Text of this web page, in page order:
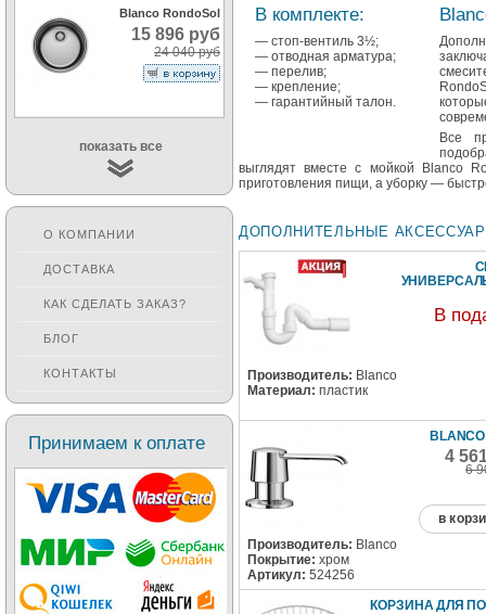
В комплекте:
— стоп-вентиль 3½;
— отводная арматура;
— перелив;
— крепление;
— гарантийный талон.
Все
выглядят вместе с мойкой Blanco
приготовления пищи, а уборку —
ДОПОЛНИТЕЛЬНЫЕ
В
Производитель: Blanco
Материал: пластик
4
6
в
Производитель: Blanco
Покрытие: хром
Артикул: 524256
КОРЗИНА ДЛЯ
Blanco RondoSol
15 896 руб
24 040 руб
показать все
О КОМПАНИИ
ДОСТАВКА
КАК СДЕЛАТЬ ЗАКАЗ?
БЛОГ
КОНТАКТЫ
Принимаем к оплате